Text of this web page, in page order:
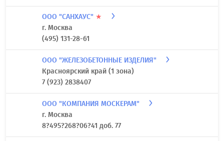
ООО "САНХАУС" ★
г. Москва
(495) 131-28-61
ООО "ЖЕЛЕЗОБЕТОННЫЕ ИЗДЕЛИЯ"
Красноярский край (1 зона)
7 (923) 2838407
ООО "КОМПАНИЯ МОСКЕРАМ"
г. Москва
8?495?268?06?41 доб. 77